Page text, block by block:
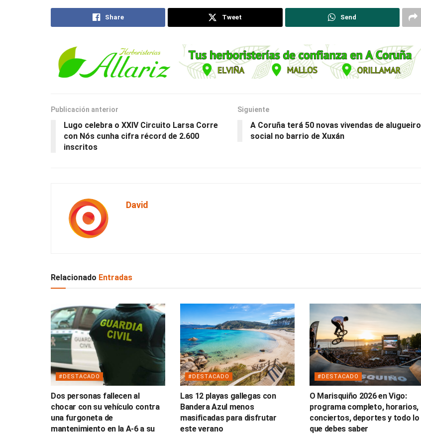
Share Tweet Send
Publicación anterior
Lugo celebra o XXIV Circuito Larsa Corre
con Nós cunha cifra récord de 2.600
inscritos
Siguiente
A Coruña terá 50 novas vivendas de alugueiro
social no barrio de Xuxán
David
Relacionado Entradas
#DESTACADO
Dos personas fallecen al
chocar con su vehículo contra
una furgoneta de
mantenimiento en la A-6 a su
#DESTACADO
Las 12 playas gallegas con
Bandera Azul menos
masificadas para disfrutar
este verano
#DESTACADO
O Marisquiño 2026 en Vigo:
programa completo, horarios,
conciertos, deportes y todo lo
que debes saber